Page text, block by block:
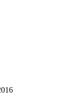
am